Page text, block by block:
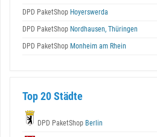
DPD PaketShop Hoyerswerda
DPD PaketShop Nordhausen, Thüringen
DPD PaketShop Monheim am Rhein
Top 20 Städte
DPD PaketShop Berlin